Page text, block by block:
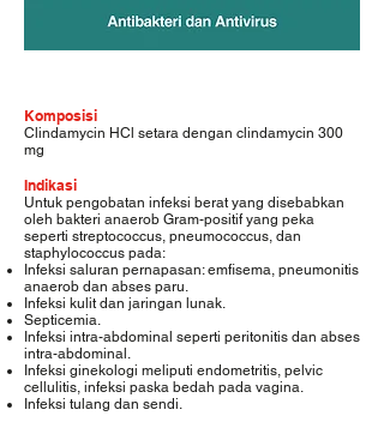
Komposisi
Clindamycin HCl setara dengan clindamycin 300
mg
Indikasi
Untuk pengobatan infeksi berat yang disebabkan
oleh bakteri anaerob Gram-positif yang peka
seperti streptococcus, pneumococcus, dan
staphylococcus pada:
Infeksi saluran pernapasan: emfisema, pneumonitis
anaerob dan abses paru.
Infeksi kulit dan jaringan lunak.
Septicemia.
Infeksi intra-abdominal seperti peritonitis dan abses
intra-abdominal.
Infeksi ginekologi meliputi endometritis, pelvic
cellulitis, infeksi paska bedah pada vagina.
Infeksi tulang dan sendi.